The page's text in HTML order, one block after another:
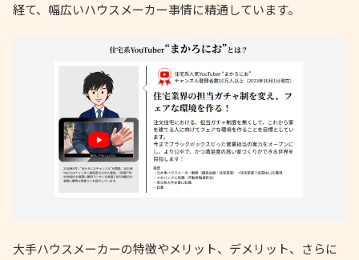
経て、幅広いハウスメーカー事情に精通しています。
大手ハウスメーカーの特徴やメリット、デメリット、さらに